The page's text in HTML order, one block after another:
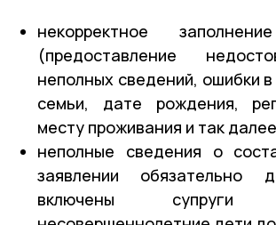
некорректное
(предоставление
неполных сведений, ошибки
семьи, дате рождения,
месту проживания и так
неполные сведения о
заявлении обязательно
включены